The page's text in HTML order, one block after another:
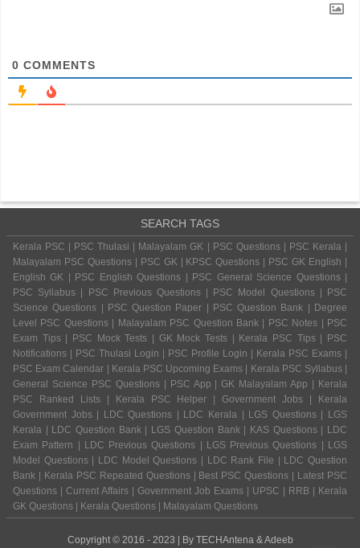
0 COMMENTS
SEARCH TAGS
Kerala PSC | PSC Thulasi | Malayalam GK | PSC Questions | PSC Kerala |
Malayalam PSC Questions | PSC GK | KPSC Questions | PSC GK English |
English GK | PSC English Questions | PSC General Science Questions |
PSC Syllabus | PSC Previous Questions | PSC Model Questions | PSC
Science Questions | PSC Question Paper | PSC Question Bank | Degree
Level PSC Questions | Malayalam PSC Question Bank | PSC Notes | PSC
Exam Tips | PSC Mock Tests | GK Mock Tests | Kerala PSC Tips | PSC
Notifications | PSC Thulasi Login | PSC Profile Login | Kerala PSC Exams |
PSC Exam Calendar | Kerala PSC Upcoming Exams | Kerala PSC Syllabus |
General Science PSC Questions | PSC App | GK Malayalam App | Kerala
PSC Ranked Lists | Kerala PSC Helper | Government Jobs | Kerala
Government Jobs | LDC Questions | LDC Kerala | LGS Questions | LGS
Kerala | LDC Question Bank | LGS Question Bank | KAS Questions | LDC
Exam Pattern | LDC Previous Questions | LGS Previous Questions | LGS
Model Questions | LDC Model Questions | LDC Rank File | LDC Question
Bank | Kerala PSC Repeated Questions | Best PSC Questions | Latest PSC
Questions | Current Affairs | Government Job Exams | UPSC | RRB | Kerala
GK Questions | Kerala Questions | Malayalam Questions
Copyright © 2016 - 2023 | By TECHAntena & Adeeb